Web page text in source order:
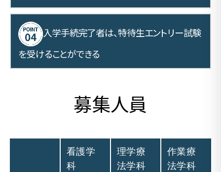
入学手続完了者は、特待生エントリー試験
を受けることができる
募集人員
看護学
科
理学療
法学科
作業療
法学科